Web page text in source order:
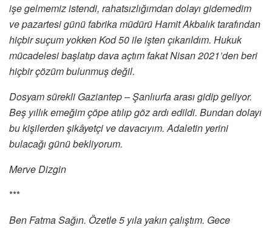
işe gelmemiz istendi, rahatsızlığımdan dolayı gidemedim
ve pazartesi günü fabrika müdürü Hamit Akbalık tarafından
hiçbir suçum yokken Kod 50 ile işten çıkarıldım. Hukuk
mücadelesi başlatıp dava açtım fakat Nisan 2021’den beri
hiçbir çözüm bulunmuş değil.
Dosyam sürekli Gaziantep – Şanlıurfa arası gidip geliyor.
Beş yıllık emeğim çöpe atılıp göz ardı edildi. Bundan dolayı
bu kişilerden şikâyetçi ve davacıyım. Adaletin yerini
bulacağı günü bekliyorum.
Merve Dizgin
***
Ben Fatma Sağın. Özetle 5 yıla yakın çalıştım. Gece